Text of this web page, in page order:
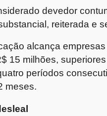
devedor
reiterada e
alcança
15 milhões,
períodos
meses.